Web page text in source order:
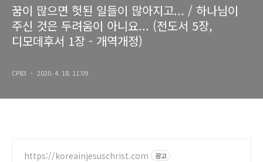
꿈이 많으면 헛된 일들이 많아지고... / 하나님이
주신 것은 두려움이 아니요... (전도서 5장,
디모데후서 1장 - 개역개정)
CP83 2020. 4. 18. 11:09
https://koreainjesuschrist.com 광고